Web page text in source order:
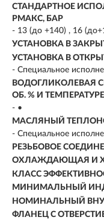
СТАНДАРТНОЕ
PМАКС, БАР
- 13 (до +140) , 16
УСТАНОВКА В
УСТАНОВКА В
- Специальное
ВОДОГЛИКОЛЕВАЯ
ОБ. % И
- •
МАСЛЯНЫЙ
- Специальное
РЕЗЬБОВОЕ
ОХЛАЖДАЮЩАЯ И
КЛАСС
МИНИМАЛЬНЫЙ
НОМИНАЛЬНЫЙ
ФЛАНЕЦ С